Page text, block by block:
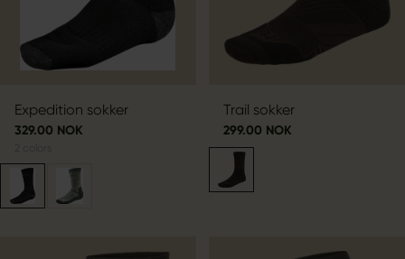
Expedition sokker
329.00 NOK
Trail sokker
299.00 NOK